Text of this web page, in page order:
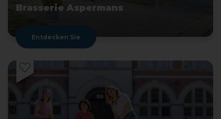
Brasserie Aspermans
Entdecken Sie